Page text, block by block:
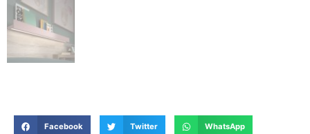
Facebook Twitter WhatsApp